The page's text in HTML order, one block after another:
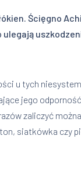
Ścięgno
u tych
jego
zaliczyć
siatkówka czy